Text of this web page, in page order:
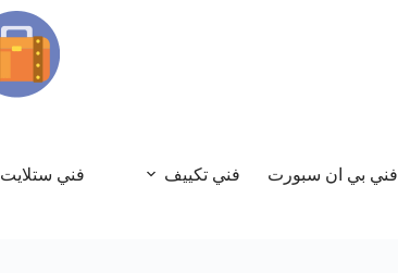
فني بي ان سبورت فني تكييف فني ستلايت